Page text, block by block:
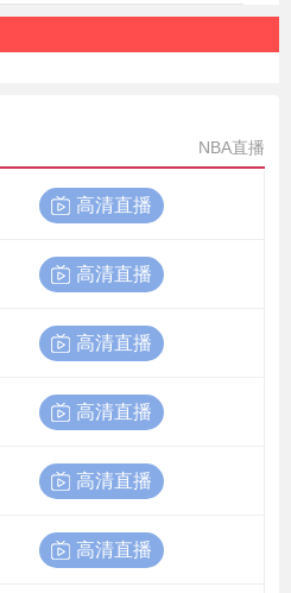
NBA直播
高清直播
高清直播
高清直播
高清直播
高清直播
高清直播